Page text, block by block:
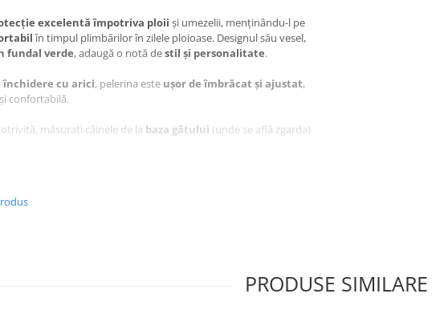
excelentă împotriva ploii și umezelii, menținându-l pe
în timpul plimbărilor în zilele ploioase. Designul său vesel,
fundal verde, adaugă o notă destil și personalitate.
închidere cu arici, pelerina este ușor de îmbrăcat și ajustat,
confortabilă.
măsurați câinele de la baza gâtului (unde se află zgarda)
principale 4DOG DELUXE
Câine, Verde cu Buline,
PRODUSE SIMILARE